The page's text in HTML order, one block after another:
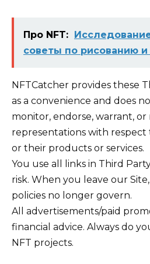
Про NFT:
советы по рисованию
NFTCatcher provides these
as a convenience and does
monitor, endorse, warrant, or
representations with respect
or their products or services.
You use all links in Third
risk. When you leave our
policies no longer govern.
All advertisements/paid
financial advice. Always do
NFT projects.